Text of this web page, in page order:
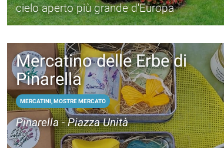
cielo aperto più grande d'Europa
Mercatino delle Erbe di
Pinarella
MERCATINI, MOSTRE MERCATO
Pinarella - Piazza Unità